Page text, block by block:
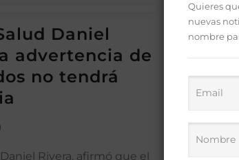
Daniel
advertencia de
no tendrá
Rivera, afirmó que el
Quieres
nuevas
nombre